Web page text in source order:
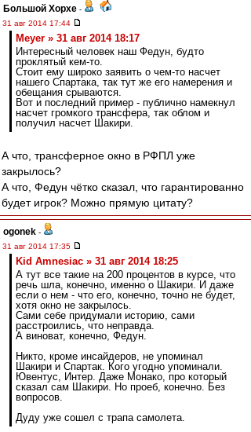
Большой Хорхе -
31 авг 2014 17:44
Meyer » 31 авг 2014 18:17
Интересный человек наш Федун, будто
проклятый кем-то.
Стоит ему широко заявить о чем-то насчет
нашего Спартака, так тут же его намерения и
обещания срываются.
Вот и последний пример - публично намекнул
насчет громкого трансфера, так облом и
получил насчет Шакири.
А что, трансферное окно в РФПЛ уже
закрылось?
А что, Федун чётко сказал, что гарантированно
будет игрок? Можно прямую цитату?
ogonek -
31 авг 2014 17:35
Kid Amnesiac » 31 авг 2014 18:25
А тут все такие на 200 процентов в курсе, что
речь шла, конечно, именно о Шакири. И даже
если о нем - что его, конечно, точно не будет,
хотя окно не закрылось.
Сами себе придумали историю, сами
расстроились, что неправда.
А виноват, конечно, Федун.
Никто, кроме инсайдеров, не упоминал
Шакири и Спартак. Кого угодно упоминали.
Ювентус, Интер. Даже Монако, про который
сказал сам Шакири. Но проеб, конечно. Без
вопросов.
Дуду уже сошел с трапа самолета.